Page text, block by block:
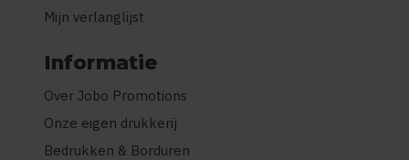
Mijn verlanglijst
Informatie
Over Jobo Promotions
Onze eigen drukkerij
Bedrukken & Borduren